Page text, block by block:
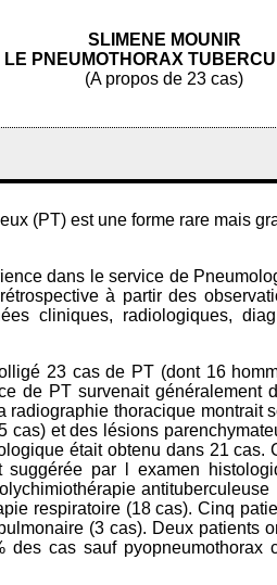
SLIMENE MOUNIR
LE PNEUMOTHORAX
(A propos de 23 cas)
(PT) est une forme rare mais
dans le service de
à partir des
cliniques, radiologiques,
23 cas de PT (dont 16
de PT survenait généralement
radiographie thoracique montrait
cas) et des lésions
était obtenu dans 21 cas.
suggérée par l examen
respiratoire (18 cas). Cinq
(3 cas). Deux patients
des cas sauf pyopneumothorax